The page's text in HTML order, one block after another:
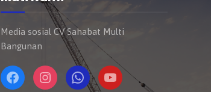
Media sosial CV Sahabat Multi
Bangunan